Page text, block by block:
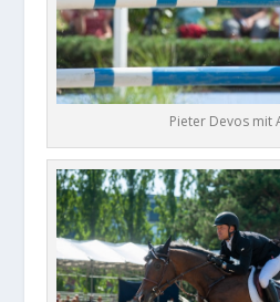
Pieter Devos mit